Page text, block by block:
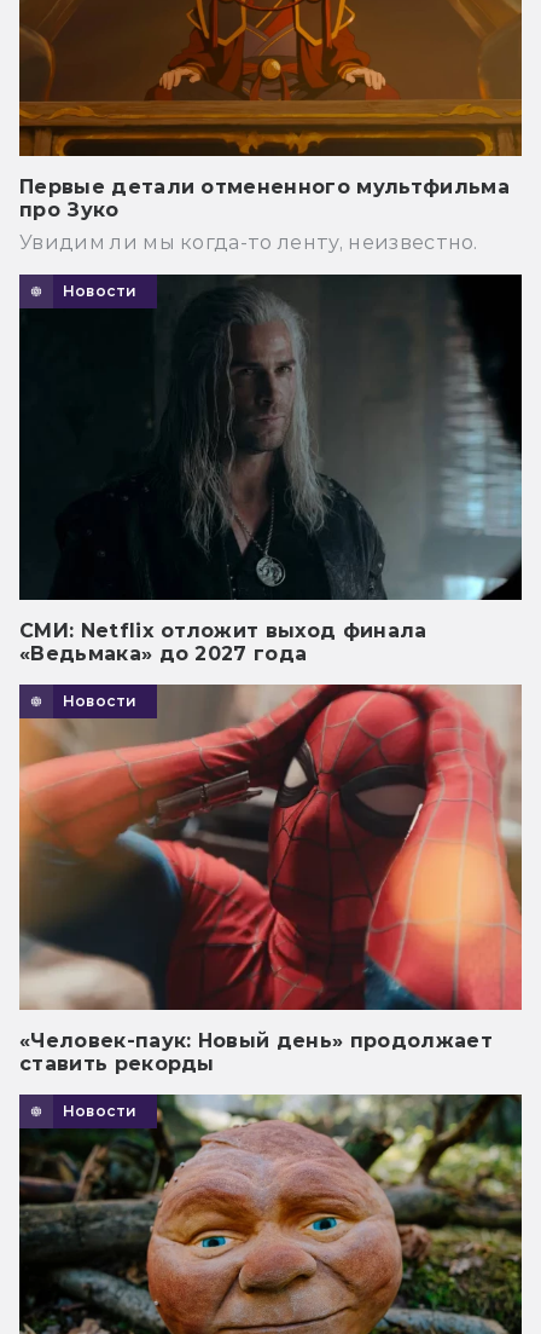
Первые детали отмененного мультфильма
про Зуко
Увидим ли мы когда-то ленту, неизвестно.
Новости
СМИ: Netflix отложит выход финала
«Ведьмака» до 2027 года
Новости
«Человек-паук: Новый день» продолжает
ставить рекорды
Новости